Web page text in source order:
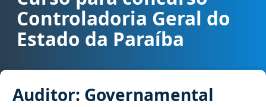
Controladoria Geral do
Estado da Paraíba
Auditor: Governamental